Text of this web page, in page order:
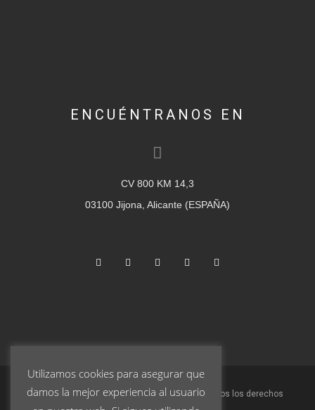
ENCUÉNTRANOS EN
CV 800 KM 14,3
03100 Jijona, Alicante (ESPAÑA)
© 2023 Turrones Pablo Garrigós Ibáñez S.L. | Todos los derechos
Utilizamos cookies para asegurar que
damos la mejor experiencia al usuario